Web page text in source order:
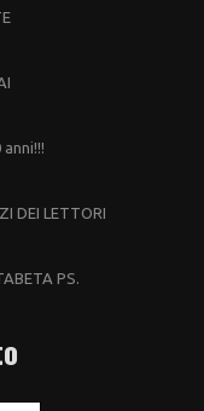
DEI LETTORI
PS.